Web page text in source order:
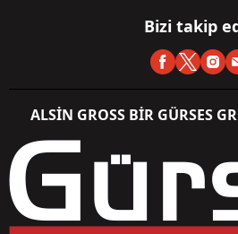
Bizi takip
ALSİN GROSS BİR GÜRSES